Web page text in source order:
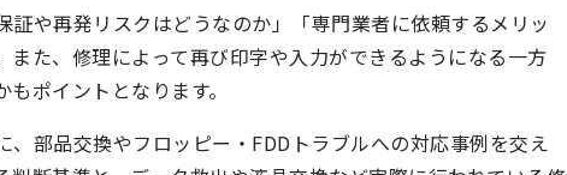
証や再発リスクはどうなのか」「専門業者に依頼するメリッ
また、修理によって再び印字や入力ができるようになる一方
ポイントとなります。
部品交換やフロッピー・FDDトラブルへの対応事例を交え